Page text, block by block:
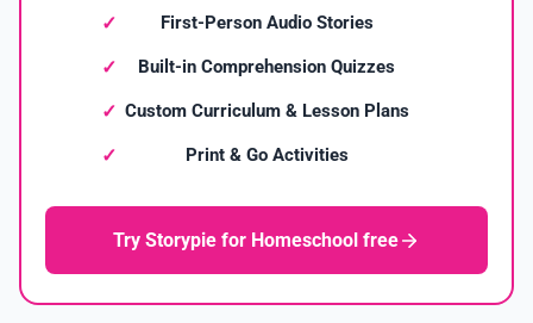
First-Person Audio Stories
Built-in Comprehension Quizzes
Custom Curriculum & Lesson Plans
Print & Go Activities
Try Storypie for Homeschool free